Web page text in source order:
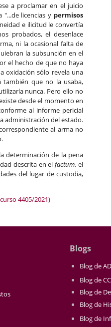
a proclamar en el juicio
licencias y permisos
e ilicitud le convertía
probados, el desenlace
ni la ocasional falta de
la subsunción en el
el hecho de que no haya
oxidación sólo revela una
también que no la usaba,
nunca. Pero ello no
desde el momento en
al informe pericial
administración del estado.
al arma no
determinación de la pena
descrita en elfactum, el
del lugar de custodia,
4405/2021)
Blogs
Blog de
Blog de
Blog de
Blog de
Blog de